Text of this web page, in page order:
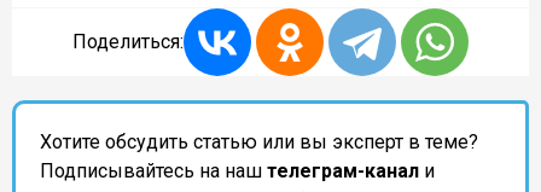
Поделиться:
Хотите обсудить статью или вы эксперт в теме?
Подписывайтесь на наш телеграм-канал и